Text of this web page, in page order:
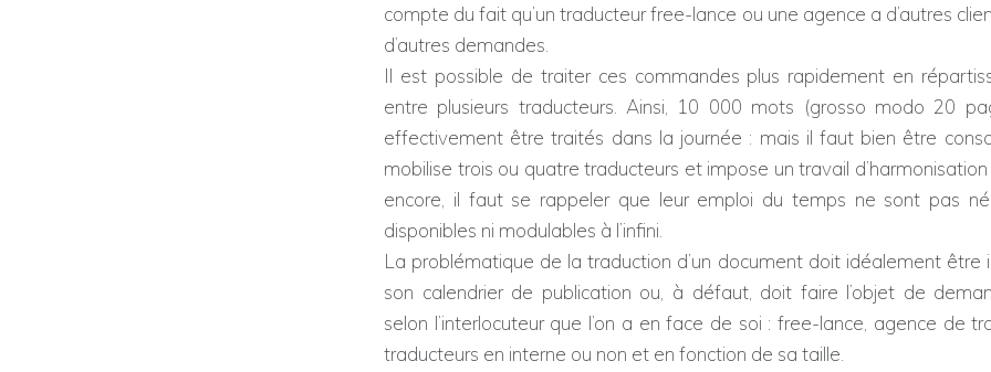
compte du fait qu’un traducteur free-lance ou une agence a d’autres
d’autres demandes.
Il est possible de traiter ces commandes plus rapidement en
entre plusieurs traducteurs. Ainsi, 10 000 mots (grosso modo 20
effectivement être traités dans la journée : mais il faut bien être
mobilise trois ou quatre traducteurs et impose un travail
encore, il faut se rappeler que leur emploi du temps ne sont pas
disponibles ni modulables à l’infini.
La problématique de la traduction d’un document doit idéalement être
son calendrier de publication ou, à défaut, doit faire l’objet de
selon l’interlocuteur que l’on a en face de soi : free-lance, agence de
traducteurs en interne ou non et en fonction de sa taille.